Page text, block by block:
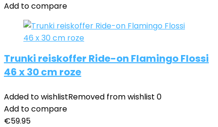
Add to compare
Trunki reiskoffer Ride-on Flamingo Flossi
46 x 30 cm roze
Added to wishlistRemoved from wishlist 0
Add to compare
€59.95